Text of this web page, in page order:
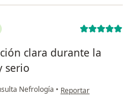
clara durante la
serio
Nefrología • en opinión del usuario
Reportar